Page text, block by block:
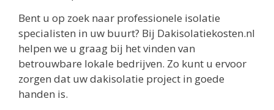
Bent u op zoek naar professionele isolatie
specialisten in uw buurt? Bij Dakisolatiekosten.nl
helpen we u graag bij het vinden van
betrouwbare lokale bedrijven. Zo kunt u ervoor
zorgen dat uw dakisolatie project in goede
handen is.